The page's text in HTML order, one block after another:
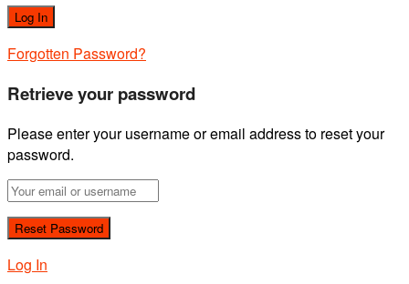
Forgotten Password?
Retrieve your password
Please enter your username or email address to reset your
password.
Log In